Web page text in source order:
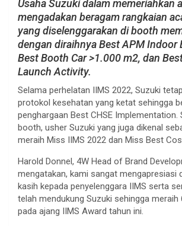
Usaha Suzuki dalam memeriahkan
mengadakan beragam rangkaian
yang diselenggarakan di booth
dengan diraihnya Best APM Indoor
Best Booth Car >1.000 m2, dan
Launch Activity.
Selama perhelatan IIMS 2022, Suzuki
protokol kesehatan yang ketat sehingga
penghargaan Best CHSE Implementation.
booth, usher Suzuki yang juga dikenal
meraih Miss IIMS 2022 dan Miss Best
Harold Donnel, 4W Head of Brand
mengatakan, kami sangat mengapresiasi
kasih kepada penyelenggara IIMS serta
telah mendukung Suzuki sehingga meraih
pada ajang IIMS Award tahun ini.